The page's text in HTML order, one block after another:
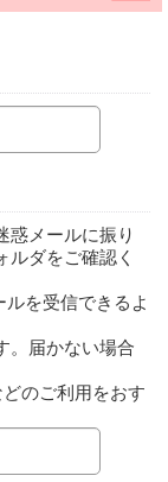
惑メールに振り
ルダをご確認く
ルを受信できるよ
。届かない場合
のご利用をおす